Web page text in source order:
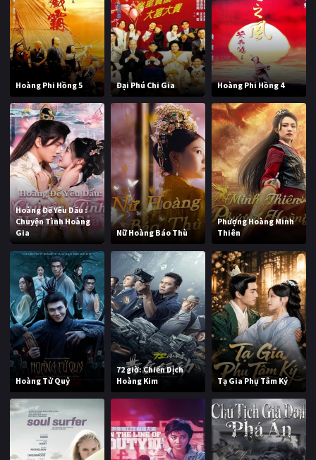
Hoàng Phi Hồng 5 Đại Phú Chi Gia Hoàng Phi Hồng 4
Hoàng Đế Yêu Dấu :
Chuyện Tình Hoàng
Gia
Nữ Hoàng Báo Thù
Phượng Hoàng Minh
Thiên
Hoàng Tử Quỷ
72 giờ: Chiến Dịch
Hoàng Kim
Tạ Gia Phụ Tâm Ký